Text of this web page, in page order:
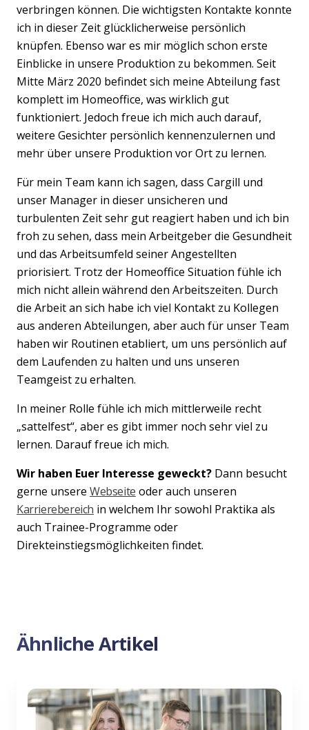
verbringen können. Die wichtigsten Kontakte konnte
ich in dieser Zeit glücklicherweise persönlich
knüpfen. Ebenso war es mir möglich schon erste
Einblicke in unsere Produktion zu bekommen. Seit
Mitte März 2020 befindet sich meine Abteilung fast
komplett im Homeoffice, was wirklich gut
funktioniert. Jedoch freue ich mich auch darauf,
weitere Gesichter persönlich kennenzulernen und
mehr über unsere Produktion vor Ort zu lernen.
Für mein Team kann ich sagen, dass Cargill und
unser Manager in dieser unsicheren und
turbulenten Zeit sehr gut reagiert haben und ich bin
froh zu sehen, dass mein Arbeitgeber die Gesundheit
und das Arbeitsumfeld seiner Angestellten
priorisiert. Trotz der Homeoffice Situation fühle ich
mich nicht allein während den Arbeitszeiten. Durch
die Arbeit an sich habe ich viel Kontakt zu Kollegen
aus anderen Abteilungen, aber auch für unser Team
haben wir Routinen etabliert, um uns persönlich auf
dem Laufenden zu halten und uns unseren
Teamgeist zu erhalten.
In meiner Rolle fühle ich mich mittlerweile recht
„sattelfest“, aber es gibt immer noch sehr viel zu
lernen. Darauf freue ich mich.
Wir haben Euer Interesse geweckt? Dann besucht
gerne unsere Webseite oder auch unseren
Karrierebereich in welchem Ihr sowohl Praktika als
auch Trainee-Programme oder
Direkteinstiegsmöglichkeiten findet.
Ähnliche Artikel